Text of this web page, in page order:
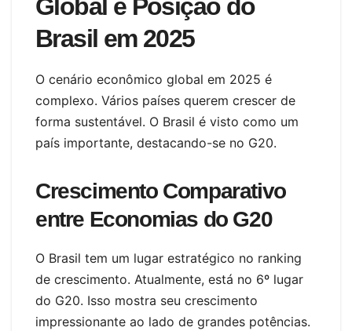
Global e Posição do
Brasil em 2025
O cenário econômico global em 2025 é
complexo. Vários países querem crescer de
forma sustentável. O Brasil é visto como um
país importante, destacando-se no G20.
Crescimento Comparativo
entre Economias do G20
O Brasil tem um lugar estratégico no ranking
de crescimento. Atualmente, está no 6º lugar
do G20. Isso mostra seu crescimento
impressionante ao lado de grandes potências.